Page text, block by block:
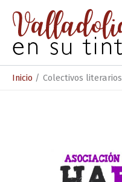
contenido
Inicio Colectivos literarios